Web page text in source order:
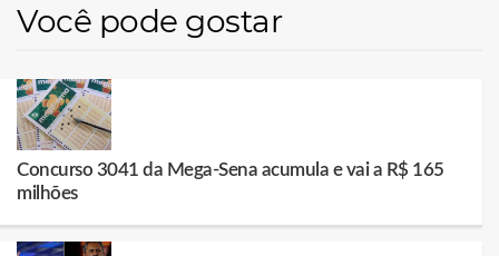
Você pode gostar
Concurso 3041 da Mega-Sena acumula e vai a R$ 165
milhões